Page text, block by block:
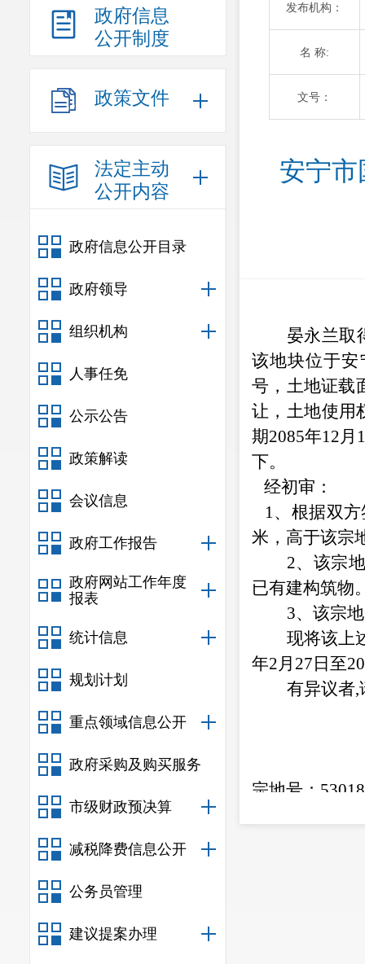
政府信息
公开制度
政策文件
法定主动
公开内容
政府信息公开目录
政府领导
组织机构
人事任免
公示公告
政策解读
会议信息
政府工作报告
政府网站工作年度
报表
统计信息
规划计划
重点领域信息公开
政府采购及购买服务
市级财政预决算
减税降费信息公开
公务员管理
建议提案办理
发布机构：
名 称:
文号：
安宁
晏永兰取
该地块位于安
号 ，土地证载
让，土地使用
期2085年12月
下。
经初审：
1、根据双
米，高于该宗
2、该宗
已有建构筑物
3、该宗
现将该上
年2月27日至
有异议者,
宗地号：